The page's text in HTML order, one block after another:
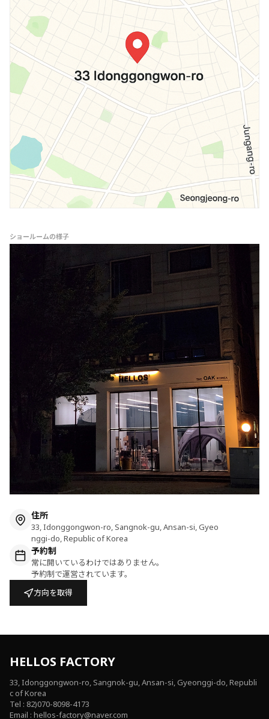
ショールームの様子
住所
33, Idonggongwon-ro, Sangnok-gu, Ansan-si, Gyeo
nggi-do, Republic of Korea
予約制
常に開いているわけではありません。
予約制で運営されています。
方向を取得
HELLOS FACTORY
33, Idonggongwon-ro, Sangnok-gu, Ansan-si, Gyeonggi-do, Republi
c of Korea
Tel : 82)070-8098-4173
Email : hellos-factory@naver.com